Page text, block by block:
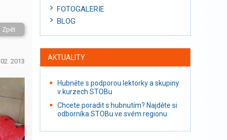
Zpět
2013
FOTOGALERIE
BLOG
AKTUALITY
Hubněte s podporou lektorky a skupiny
v kurzech STOBu
Chcete poradit s hubnutím? Najděte si
odborníka STOBu ve svém regionu